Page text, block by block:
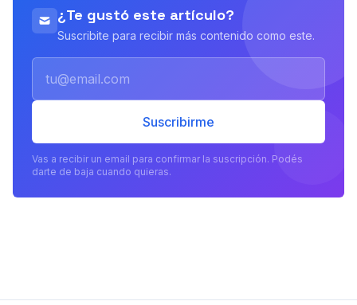
¿Te gustó este artículo?
Suscribite para recibir más contenido como este.
Suscribirme
Vas a recibir un email para confirmar la suscripción. Podés
darte de baja cuando quieras.